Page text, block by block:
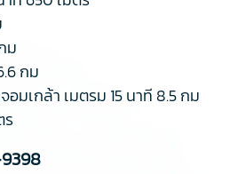
ม
กม
อมเกล้า เมตรม 15 นาที 8.5 กม
ร